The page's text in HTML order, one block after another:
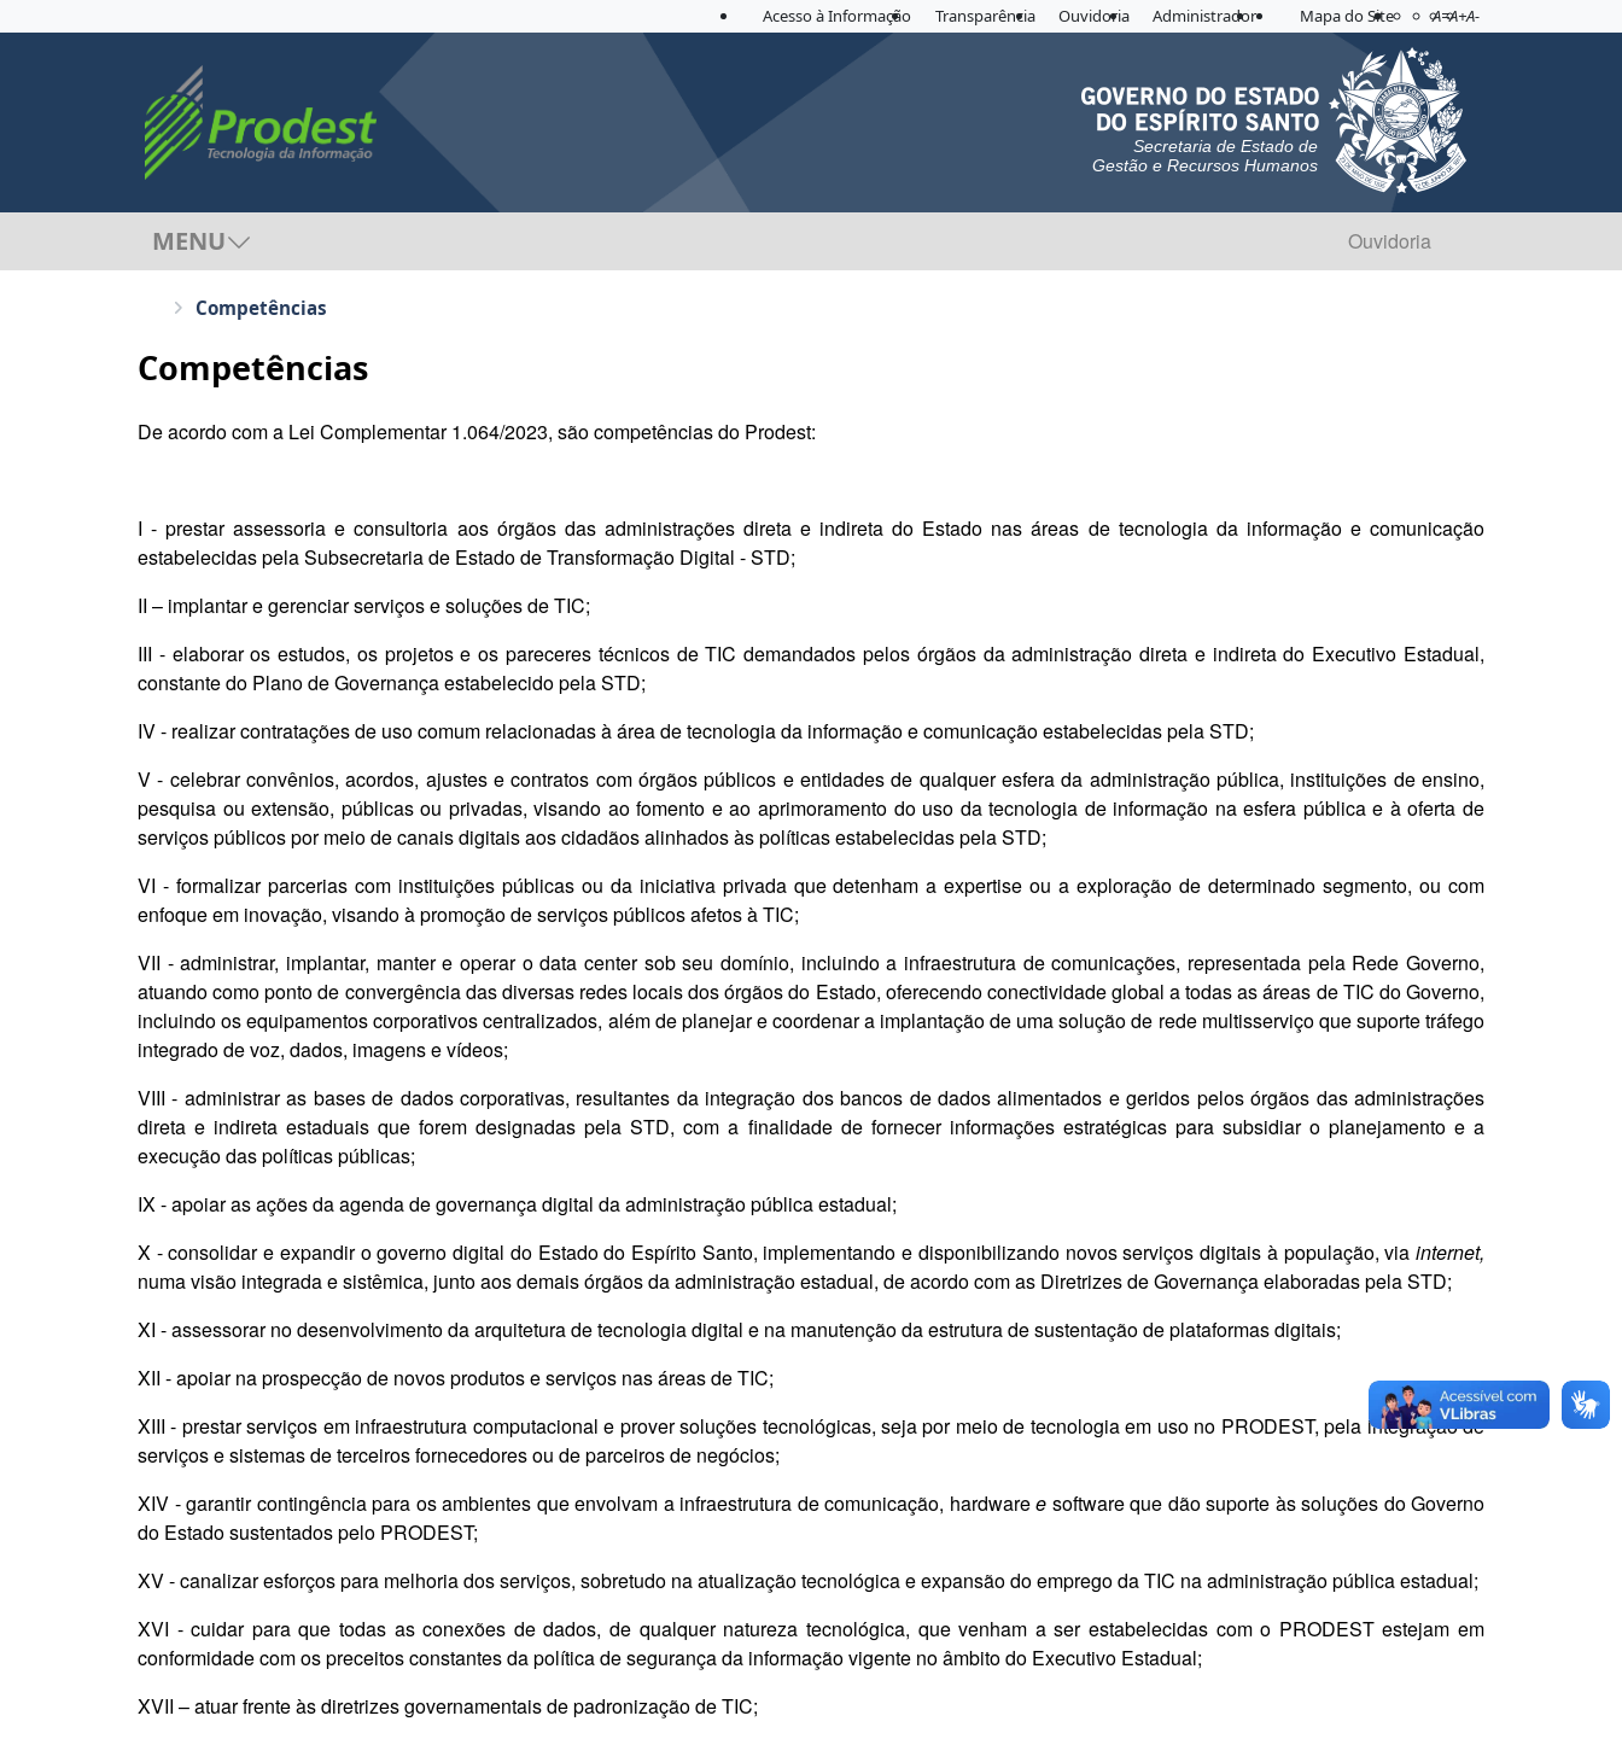
Acesso à Informação Transparência Ouvidoria Administrador Mapa do Site Acessibilidade
Aplicar contraste
A=A+A-
Secretaria de Estado de
Gestão e Recursos Humanos
MENU Ouvidoria
Competências
Competências
De acordo com a Lei Complementar 1.064/2023, são competências do Prodest:
I - prestar assessoria e consultoria aos órgãos das administrações direta e indireta do Estado nas áreas de tecnologia da informação e comunicação
estabelecidas pela Subsecretaria de Estado de Transformação Digital - STD;
II – implantar e gerenciar serviços e soluções de TIC;
III - elaborar os estudos, os projetos e os pareceres técnicos de TIC demandados pelos órgãos da administração direta e indireta do Executivo Estadual,
constante do Plano de Governança estabelecido pela STD;
IV - realizar contratações de uso comum relacionadas à área de tecnologia da informação e comunicação estabelecidas pela STD;
V - celebrar convênios, acordos, ajustes e contratos com órgãos públicos e entidades de qualquer esfera da administração pública, instituições de ensino,
pesquisa ou extensão, públicas ou privadas, visando ao fomento e ao aprimoramento do uso da tecnologia de informação na esfera pública e à oferta de
serviços públicos por meio de canais digitais aos cidadãos alinhados às políticas estabelecidas pela STD;
VI - formalizar parcerias com instituições públicas ou da iniciativa privada que detenham a expertise ou a exploração de determinado segmento, ou com
enfoque em inovação, visando à promoção de serviços públicos afetos à TIC;
VII - administrar, implantar, manter e operar o data center sob seu domínio, incluindo a infraestrutura de comunicações, representada pela Rede Governo,
atuando como ponto de convergência das diversas redes locais dos órgãos do Estado, oferecendo conectividade global a todas as áreas de TIC do Governo,
incluindo os equipamentos corporativos centralizados, além de planejar e coordenar a implantação de uma solução de rede multisserviço que suporte tráfego
integrado de voz, dados, imagens e vídeos;
VIII - administrar as bases de dados corporativas, resultantes da integração dos bancos de dados alimentados e geridos pelos órgãos das administrações
direta e indireta estaduais que forem designadas pela STD, com a finalidade de fornecer informações estratégicas para subsidiar o planejamento e a
execução das políticas públicas;
IX - apoiar as ações da agenda de governança digital da administração pública estadual;
X - consolidar e expandir o governo digital do Estado do Espírito Santo, implementando e disponibilizando novos serviços digitais à população, via internet,
numa visão integrada e sistêmica, junto aos demais órgãos da administração estadual, de acordo com as Diretrizes de Governança elaboradas pela STD;
XI - assessorar no desenvolvimento da arquitetura de tecnologia digital e na manutenção da estrutura de sustentação de plataformas digitais;
XII - apoiar na prospecção de novos produtos e serviços nas áreas de TIC;
XIII - prestar serviços em infraestrutura computacional e prover soluções tecnológicas, seja por meio de tecnologia em uso no PRODEST, pela integração de
serviços e sistemas de terceiros fornecedores ou de parceiros de negócios;
XIV - garantir contingência para os ambientes que envolvam a infraestrutura de comunicação, hardwaree software que dão suporte às soluções do Governo
do Estado sustentados pelo PRODEST;
XV - canalizar esforços para melhoria dos serviços, sobretudo na atualização tecnológica e expansão do emprego da TIC na administração pública estadual;
XVI - cuidar para que todas as conexões de dados, de qualquer natureza tecnológica, que venham a ser estabelecidas com o PRODEST estejam em
conformidade com os preceitos constantes da política de segurança da informação vigente no âmbito do Executivo Estadual;
XVII – atuar frente às diretrizes governamentais de padronização de TIC;